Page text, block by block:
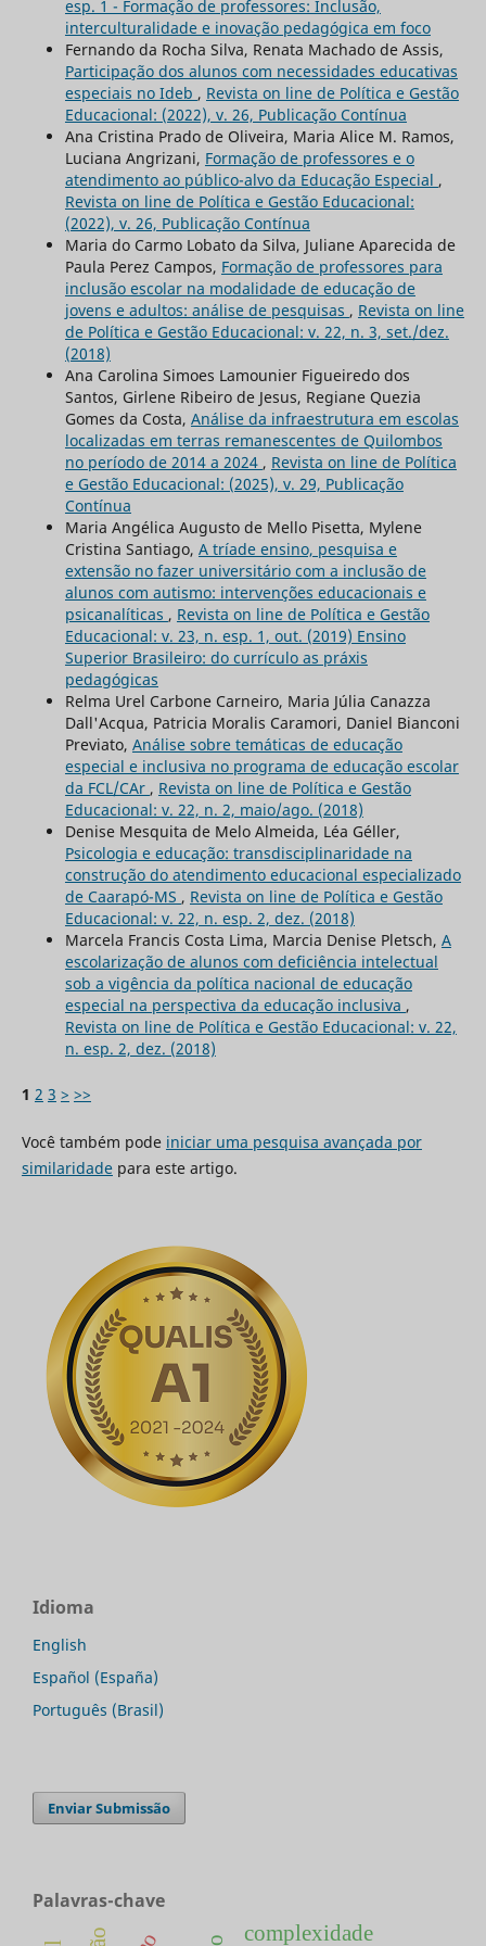
esp. 1 - Formação de professores: Inclusão,
interculturalidade e inovação pedagógica em foco
Fernando da Rocha Silva, Renata Machado de Assis,
Participação dos alunos com necessidades educativas
especiais no Ideb , Revista on line de Política e Gestão
Educacional: (2022), v. 26, Publicação Contínua
Ana Cristina Prado de Oliveira, Maria Alice M. Ramos,
Luciana Angrizani, Formação de professores e o
atendimento ao público-alvo da Educação Especial ,
Revista on line de Política e Gestão Educacional:
(2022), v. 26, Publicação Contínua
Maria do Carmo Lobato da Silva, Juliane Aparecida de
Paula Perez Campos, Formação de professores para
inclusão escolar na modalidade de educação de
jovens e adultos: análise de pesquisas , Revista on line
de Política e Gestão Educacional: v. 22, n. 3, set./dez.
(2018)
Ana Carolina Simoes Lamounier Figueiredo dos
Santos, Girlene Ribeiro de Jesus, Regiane Quezia
Gomes da Costa, Análise da infraestrutura em escolas
localizadas em terras remanescentes de Quilombos
no período de 2014 a 2024 , Revista on line de Política
e Gestão Educacional: (2025), v. 29, Publicação
Contínua
Maria Angélica Augusto de Mello Pisetta, Mylene
Cristina Santiago, A tríade ensino, pesquisa e
extensão no fazer universitário com a inclusão de
alunos com autismo: intervenções educacionais e
psicanalíticas , Revista on line de Política e Gestão
Educacional: v. 23, n. esp. 1, out. (2019) Ensino
Superior Brasileiro: do currículo as práxis
pedagógicas
Relma Urel Carbone Carneiro, Maria Júlia Canazza
Dall'Acqua, Patricia Moralis Caramori, Daniel Bianconi
Previato, Análise sobre temáticas de educação
especial e inclusiva no programa de educação escolar
da FCL/CAr , Revista on line de Política e Gestão
Educacional: v. 22, n. 2, maio/ago. (2018)
Denise Mesquita de Melo Almeida, Léa Géller,
Psicologia e educação: transdisciplinaridade na
construção do atendimento educacional especializado
de Caarapó-MS , Revista on line de Política e Gestão
Educacional: v. 22, n. esp. 2, dez. (2018)
Marcela Francis Costa Lima, Marcia Denise Pletsch, A
escolarização de alunos com deficiência intelectual
sob a vigência da política nacional de educação
especial na perspectiva da educação inclusiva ,
Revista on line de Política e Gestão Educacional: v. 22,
n. esp. 2, dez. (2018)
1 2 3 > >>
Você também pode iniciar uma pesquisa avançada por
similaridadepara este artigo.
Idioma
English
Español (España)
Português (Brasil)
Enviar Submissão
Palavras-chave
complexidade